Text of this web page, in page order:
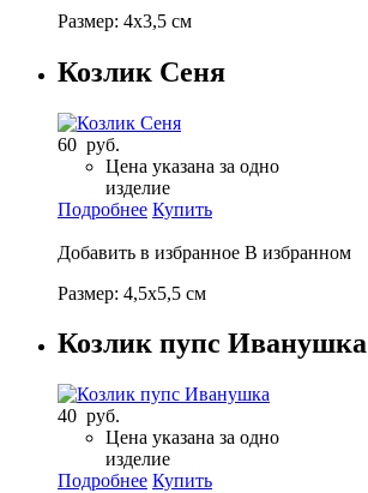
Размер: 4х3,5 см
Козлик Сеня
60 руб.
Цена указана за одно
изделие
Подробнее Купить
Добавить в избранное В избранном
Размер: 4,5х5,5 см
Козлик пупс Иванушка
40 руб.
Цена указана за одно
изделие
Подробнее Купить